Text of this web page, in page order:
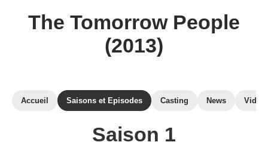
The Tomorrow People
(2013)
Accueil Saisons et Episodes Casting News
Saison 1